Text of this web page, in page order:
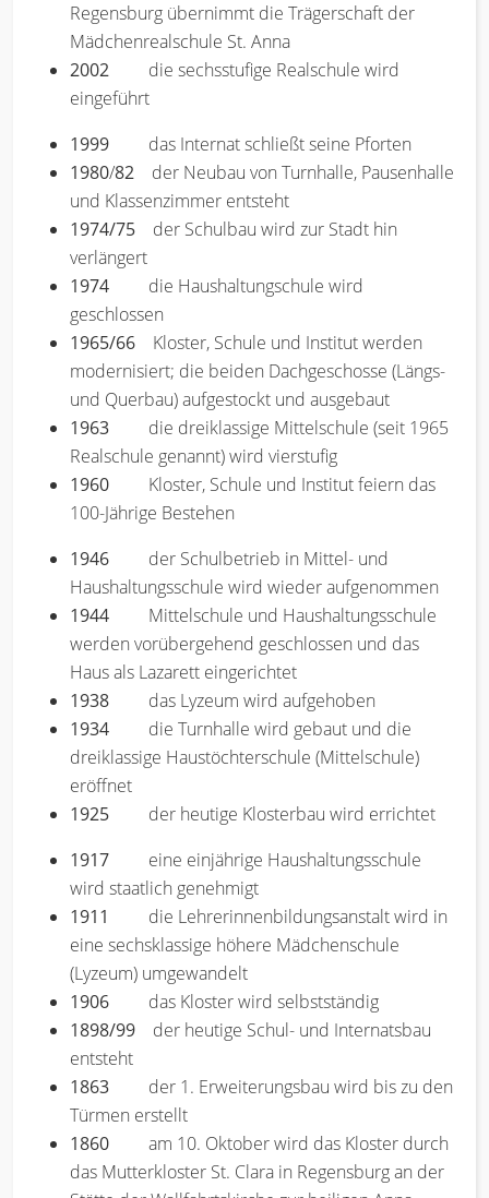
Regensburg übernimmt die Trägerschaft der
Mädchenrealschule St. Anna
2002 die sechsstufige Realschule wird
eingeführt
1999 das Internat schließt seine Pforten
1980/82 der Neubau von Turnhalle, Pausenhalle
und Klassenzimmer entsteht
1974/75 der Schulbau wird zur Stadt hin
verlängert
1974 die Haushaltungschule wird
geschlossen
1965/66 Kloster, Schule und Institut werden
modernisiert; die beiden Dachgeschosse (Längs-
und Querbau) aufgestockt und ausgebaut
1963 die dreiklassige Mittelschule (seit 1965
Realschule genannt) wird vierstufig
1960 Kloster, Schule und Institut feiern das
100-Jährige Bestehen
1946 der Schulbetrieb in Mittel- und
Haushaltungsschule wird wieder aufgenommen
1944 Mittelschule und Haushaltungsschule
werden vorübergehend geschlossen und das
Haus als Lazarett eingerichtet
1938 das Lyzeum wird aufgehoben
1934 die Turnhalle wird gebaut und die
dreiklassige Haustöchterschule (Mittelschule)
eröffnet
1925 der heutige Klosterbau wird errichtet
1917 eine einjährige Haushaltungsschule
wird staatlich genehmigt
1911 die Lehrerinnenbildungsanstalt wird in
eine sechsklassige höhere Mädchenschule
(Lyzeum) umgewandelt
1906 das Kloster wird selbstständig
1898/99 der heutige Schul- und Internatsbau
entsteht
1863 der 1. Erweiterungsbau wird bis zu den
Türmen erstellt
1860
am 10. Oktober wird das Kloster durch
das Mutterkloster St. Clara in Regensburg an der